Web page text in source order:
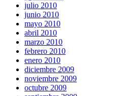
julio 2010
junio 2010
mayo 2010
abril 2010
marzo 2010
febrero 2010
enero 2010
diciembre 2009
noviembre 2009
octubre 2009